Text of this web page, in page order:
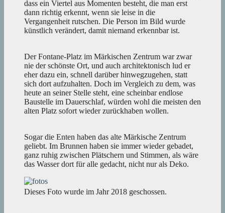
dass ein Viertel aus Momenten besteht, die man erst
dann richtig erkennt, wenn sie leise in die
Vergangenheit rutschen. Die Person im Bild wurde
künstlich verändert, damit niemand erkennbar ist.
Der Fontane-Platz im Märkischen Zentrum war zwar
nie der schönste Ort, und auch architektonisch lud er
eher dazu ein, schnell darüber hinwegzugehen, statt
sich dort aufzuhalten. Doch im Vergleich zu dem, was
heute an seiner Stelle steht, eine scheinbar endlose
Baustelle im Dauerschlaf, würden wohl die meisten den
alten Platz sofort wieder zurückhaben wollen.
Sogar die Enten haben das alte Märkische Zentrum
geliebt. Im Brunnen haben sie immer wieder gebadet,
ganz ruhig zwischen Plätschern und Stimmen, als wäre
das Wasser dort für alle gedacht, nicht nur als Deko.
Dieses Foto wurde im Jahr 2018 geschossen.